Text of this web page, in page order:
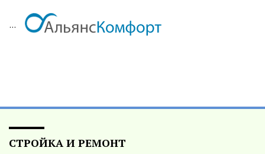
...
СТРОЙКА И РЕМОНТ